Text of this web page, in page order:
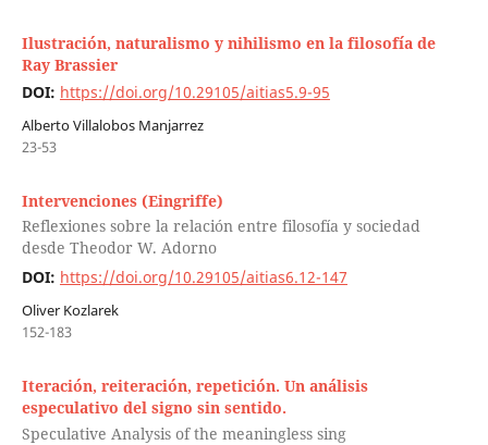
Ilustración, naturalismo y nihilismo en la filosofía de
Ray Brassier
DOI: https://doi.org/10.29105/aitias5.9-95
Alberto Villalobos Manjarrez
23-53
Intervenciones (Eingriffe)
Reflexiones sobre la relación entre filosofía y sociedad
desde Theodor W. Adorno
DOI: https://doi.org/10.29105/aitias6.12-147
Oliver Kozlarek
152-183
Iteración, reiteración, repetición. Un análisis
especulativo del signo sin sentido.
Speculative Analysis of the meaningless sing